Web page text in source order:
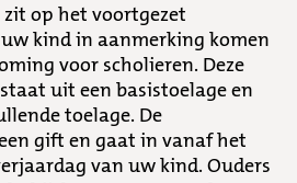
zit op het voortgezet
kind in aanmerking komen
voor scholieren. Deze
uit een basistoelage en
toelage. De
gift en gaat in vanaf het
van uw kind. Ouders